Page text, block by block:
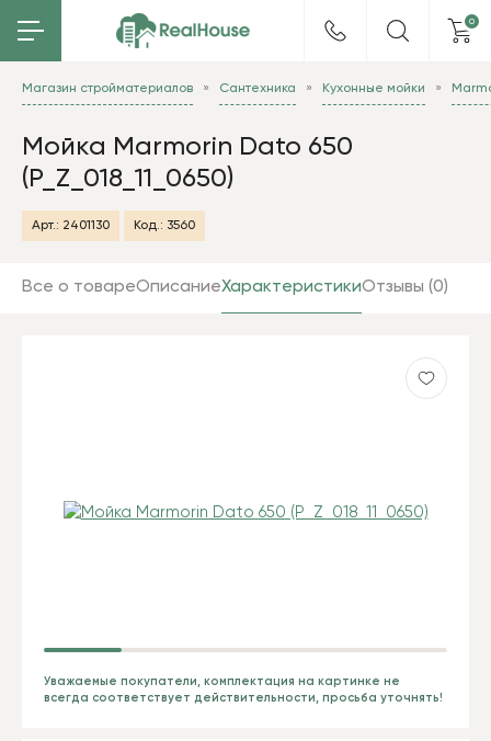
0
Магазин стройматериалов Сантехника Кухонные мойки
Мойка Marmorin Dato 650
(P_Z_018_11_0650)
Арт.: 2401130 Код.: 3560
Все о товареОписаниеХарактеристикиОтзывы (0)
Уважаемые покупатели, комплектация на картинке не
всегда соответствует действительности, просьба уточнять!